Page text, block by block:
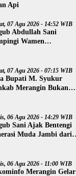
Api
07 Agu 2026 - 14:52 WIB
Abdullah Sani
Wamen
07 Agu 2026 - 07:15 WIB
Bupati M. Syukur
Merangin Bukan
06 Agu 2026 - 14:29 WIB
Sani Ajak Bentengi
Muda Jambi dari
06 Agu 2026 - 11:00 WIB
Merangin Gelar